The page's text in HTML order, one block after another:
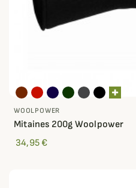
WOOLPOWER
Mitaines 200g Woolpower
34,95 €